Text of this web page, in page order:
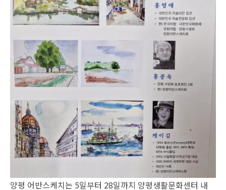
양평 어반스케치는 5일부터 28일까지 양평생활문화센터 내